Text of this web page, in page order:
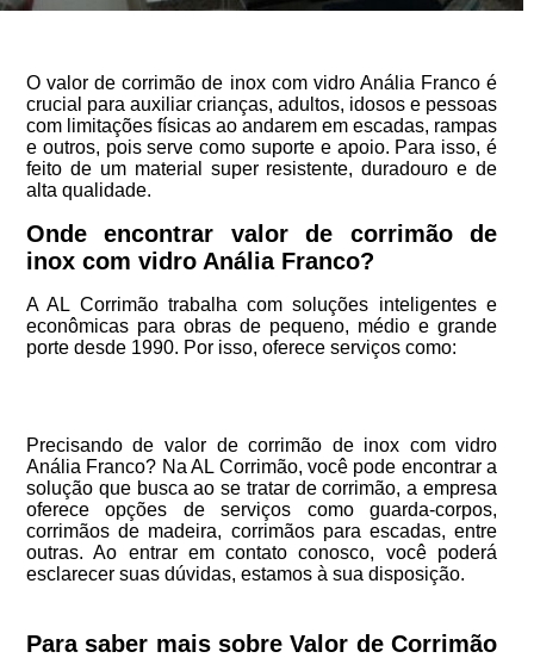
O valor de corrimão de inox com vidro Anália Franco é
crucial para auxiliar crianças, adultos, idosos e pessoas
com limitações físicas ao andarem em escadas, rampas
e outros, pois serve como suporte e apoio. Para isso, é
feito de um material super resistente, duradouro e de
alta qualidade.
Onde encontrar valor de corrimão de
inox com vidro Anália Franco?
A AL Corrimão trabalha com soluções inteligentes e
econômicas para obras de pequeno, médio e grande
porte desde 1990. Por isso, oferece serviços como:
Precisando de valor de corrimão de inox com vidro
Anália Franco? Na AL Corrimão, você pode encontrar a
solução que busca ao se tratar de corrimão, a empresa
oferece opções de serviços como guarda-corpos,
corrimãos de madeira, corrimãos para escadas, entre
outras. Ao entrar em contato conosco, você poderá
esclarecer suas dúvidas, estamos à sua disposição.
Para saber mais sobre Valor de Corrimão